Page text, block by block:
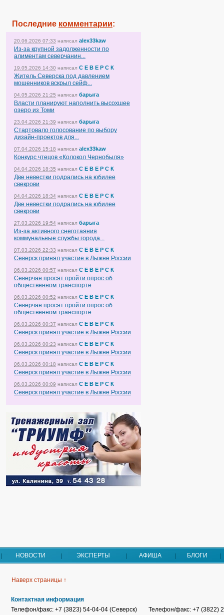
Последние комментарии:
20.06.2026 07:33 написал alex33kaw
Из-за крупной задолженности по
алиментам северчанин...
19.05.2026 14:30 написал С Е В Е Р С К
Житель Северска под давлением
мошенников вскрыл сейф...
04.05.2026 21:25 написал барыга
Власти планируют наполнить высохшее
озеро из Томи
23.04.2026 21:39 написал барыга
Стартовало голосование по выбору
дизайн-проектов для...
07.04.2026 15:18 написал alex33kaw
Конкурс чтецов «Колокол Чернобыля»
04.04.2026 18:35 написал С Е В Е Р С К
Две невестки подрались на юбилее
свекрови
04.04.2026 18:34 написал С Е В Е Р С К
Две невестки подрались на юбилее
свекрови
27.03.2026 19:54 написал барыга
Из-за активного снеготаяния
коммунальные службы города...
07.03.2026 22:33 написал С Е В Е Р С К
Северск принял участие в Лыжне России
06.03.2026 00:57 написал С Е В Е Р С К
Северчан просят пройти опрос об
общественном транспорте
06.03.2026 00:52 написал С Е В Е Р С К
Северчан просят пройти опрос об
общественном транспорте
06.03.2026 00:37 написал С Е В Е Р С К
Северск принял участие в Лыжне России
06.03.2026 00:23 написал С Е В Е Р С К
Северск принял участие в Лыжне России
06.03.2026 00:18 написал С Е В Е Р С К
Северск принял участие в Лыжне России
06.03.2026 00:09 написал С Е В Е Р С К
Северск принял участие в Лыжне России
НОВОСТИ ЭКСПЕРТЫ АФИША БЛОГИ
Наверх страницы ↑
Контактная информация
Телефон/факс: +7 (3823) 54-04-04 (Северск)
Телефон/факс: +7 (3822)